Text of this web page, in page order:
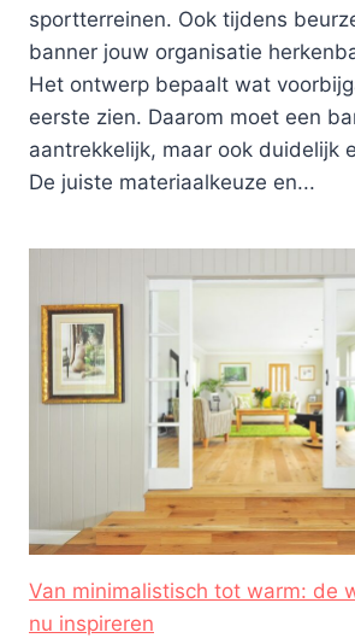
sportterreinen. Ook tijdens
banner jouw organisatie
Het ontwerp bepaalt wat
eerste zien. Daarom moet een
aantrekkelijk, maar ook duidelijk
De juiste materiaalkeuze en...
Van minimalistisch tot warm: de
nu inspireren